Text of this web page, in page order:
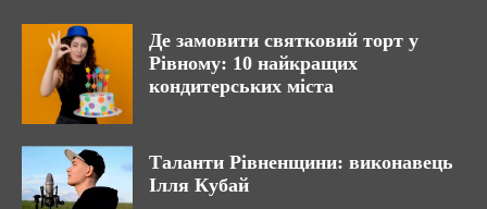
Де замовити святковий торт у
Рівному: 10 найкращих
кондитерських міста
Таланти Рівненщини: виконавець
Ілля Кубай